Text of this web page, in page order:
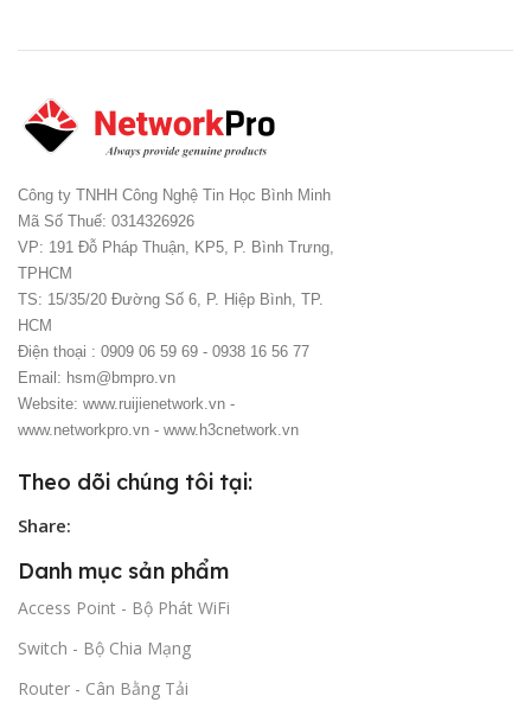
Công ty TNHH Công Nghệ Tin Học Bình Minh
Mã Số Thuế: 0314326926
VP: 191 Đỗ Pháp Thuận, KP5, P. Bình Trưng,
TPHCM
TS: 15/35/20 Đường Số 6, P. Hiệp Bình, TP.
HCM
Điện thoại : 0909 06 59 69 - 0938 16 56 77
Email: hsm@bmpro.vn
Website: www.ruijienetwork.vn -
www.networkpro.vn - www.h3cnetwork.vn
Theo dõi chúng tôi tại:
Share:
Danh mục sản phẩm
Access Point - Bộ Phát WiFi
Switch - Bộ Chia Mạng
Router - Cân Bằng Tải